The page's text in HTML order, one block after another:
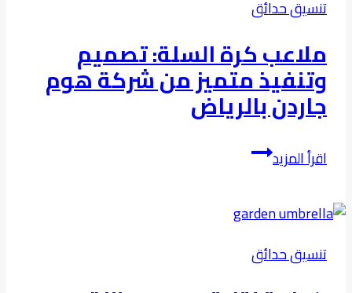
تنسيق حدائق
ملاعب كرة السلة: تصميم
وتنفيذ متميز من شركة هوم
جاردن بالرياض
اقرأ المزيدملاعب
كرة
تصميم
متميز
تنسيق حدائق